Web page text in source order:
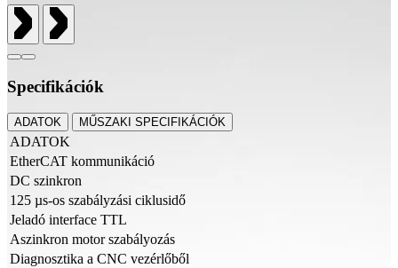
Specifikációk
ADATOK MŰSZAKI SPECIFIKÁCIÓK
ADATOK
EtherCAT kommunikáció
DC szinkron
125 µs-os szabályzási ciklusidő
Jeladó interface TTL
Aszinkron motor szabályozás
Diagnosztika a CNC vezérlőből